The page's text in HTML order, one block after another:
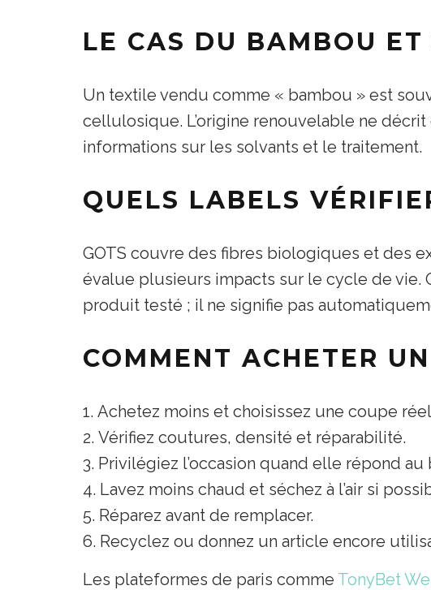
LE CAS DU BAMBOU
Un textile vendu comme « bambou » est
cellulosique. L’origine renouvelable ne
informations sur les solvants et le traitement.
QUELS LABELS
GOTS couvre des fibres biologiques et des
évalue plusieurs impacts sur le cycle de vie.
produit testé ; il ne signifie pas
COMMENT ACHETER
Achetez moins et choisissez une coupe
Vérifiez coutures, densité et réparabilité.
Privilégiez l’occasion quand elle répond au
Lavez moins chaud et séchez à l’air si
Réparez avant de remplacer.
Recyclez ou donnez un article encore
Les plateformes de paris comme TonyBet